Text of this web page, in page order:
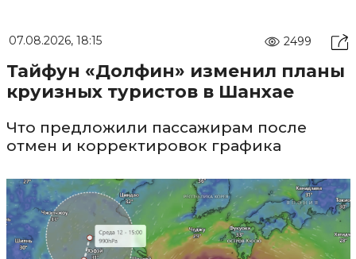
07.08.2026, 18:15 2499
Тайфун «Долфин» изменил планы
круизных туристов в Шанхае
Что предложили пассажирам после
отмен и корректировок графика